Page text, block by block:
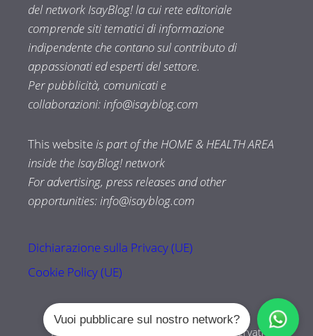
del network IsayBlog! la cui rete editoriale
comprende siti tematici di informazione
indipendente che contano sul contributo di
appassionati ed esperti del settore.
Per pubblicità, comunicati e
collaborazioni:info@isayblog.com
This websiteis part of the HOME & HEALTH AREA
inside the IsayBlog! network
For advertising, press releases and other
opportunities:info@isayblog.com
Dichiarazione sulla Privacy (UE)
Cookie Policy (UE)
Tuttozampe.com © 2026 Tutti i diritti riservati
Vuoi pubblicare sul nostro network?